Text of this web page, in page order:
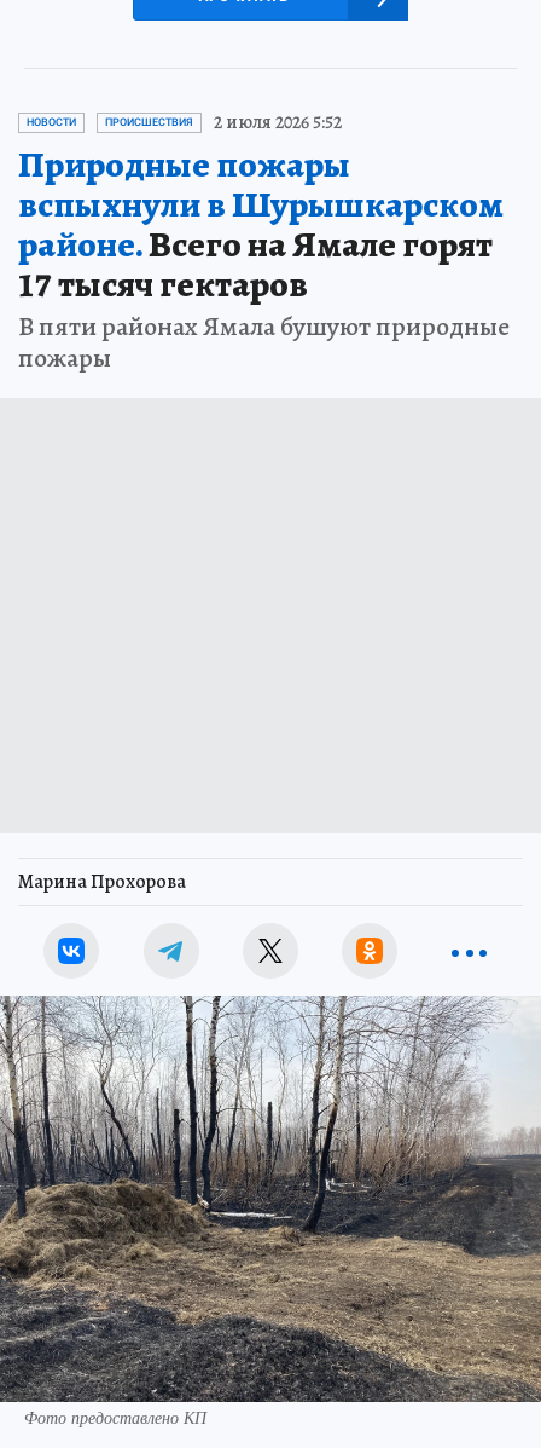
НОВОСТИ ПРОИСШЕСТВИЯ 2 июля 2026 5:52
Природные пожары
вспыхнули в Шурышкарском
районе.Всего на Ямале горят
17 тысяч гектаров
В пяти районах Ямала бушуют природные
пожары
Марина Прохорова
Фото предоставлено КП